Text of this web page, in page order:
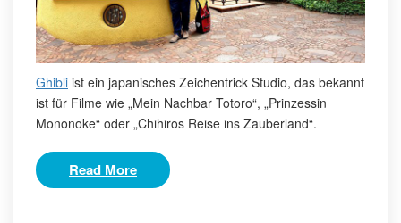
Ghibli ist ein japanisches Zeichentrick Studio, das bekannt
ist für Filme wie „Mein Nachbar Totoro“, „Prinzessin
Mononoke“ oder „Chihiros Reise ins Zauberland“.
Read More